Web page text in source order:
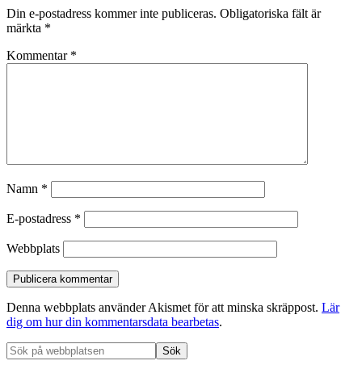
Din e-postadress kommer inte publiceras. Obligatoriska fält är
märkta *
Kommentar *
Namn *
E-postadress *
Webbplats
Denna webbplats använder Akismet för att minska skräppost. Lär
dig om hur din kommentarsdata bearbetas.